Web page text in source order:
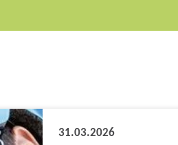
31.03.2026